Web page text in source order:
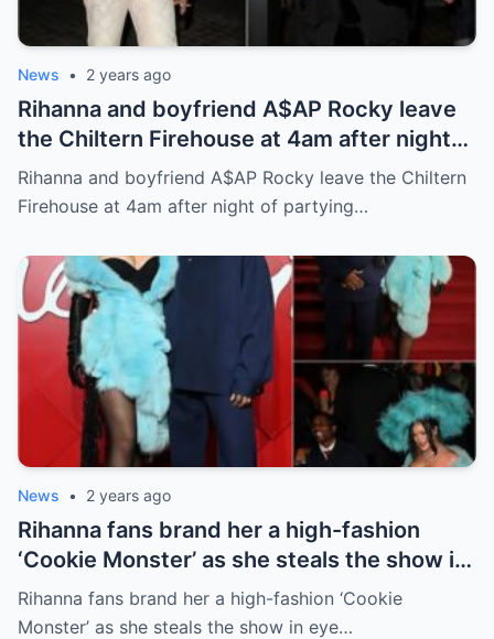
News • 2 years ago
Rihanna and boyfriend A$AP Rocky leave
the Chiltern Firehouse at 4am after night
of partying at The British Fashion Awards
Rihanna and boyfriend A$AP Rocky leave the Chiltern
Firehouse at 4am after night of partying…
News • 2 years ago
Rihanna fans brand her a high-fashion
‘Cookie Monster’ as she steals the show in
eye catching pale blue fluffy coat and
dramatic hat at the Fashion Awards 2024
Rihanna fans brand her a high-fashion ‘Cookie
Monster’ as she steals the show in eye…